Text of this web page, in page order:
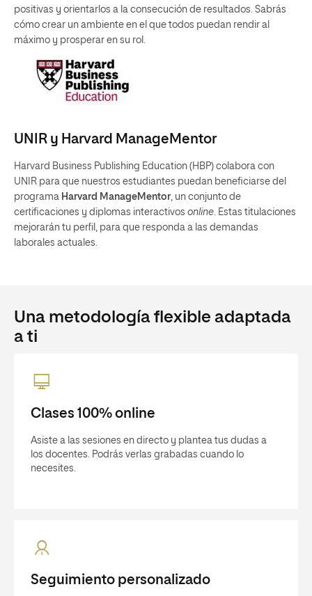
positivas y orientarlos a la consecución de resultados. Sabrás
cómo crear un ambiente en el que todos puedan rendir al
máximo y prosperar en su rol.
UNIR y Harvard ManageMentor
Harvard Business Publishing Education (HBP) colabora con
UNIR para que nuestros estudiantes puedan beneficiarse del
programa Harvard ManageMentor, un conjunto de
certificaciones y diplomas interactivos online. Estas titulaciones
mejorarán tu perfil, para que responda a las demandas
laborales actuales.
Una metodología flexible adaptada
a ti
Clases 100% online
Asiste a las sesiones en directo y plantea tus dudas a
los docentes. Podrás verlas grabadas cuando lo
necesites.
Seguimiento personalizado